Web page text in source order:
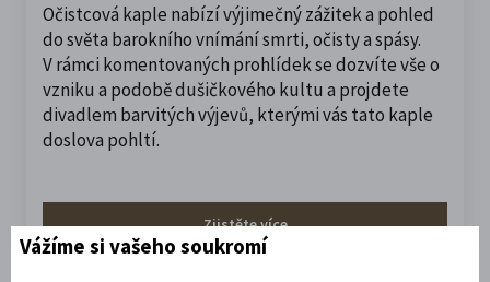
Očistcová kaple nabízí výjimečný zážitek a pohled
do světa barokního vnímání smrti, očisty a spásy.
Vrámci komentovaných prohlídek se dozvíte vše o
vzniku a podobě dušičkového kultu a projdete
divadlem barvitých výjevů, kterými vás tato kaple
doslova pohltí.
Zjistěte více
Vážíme si vašeho soukromí